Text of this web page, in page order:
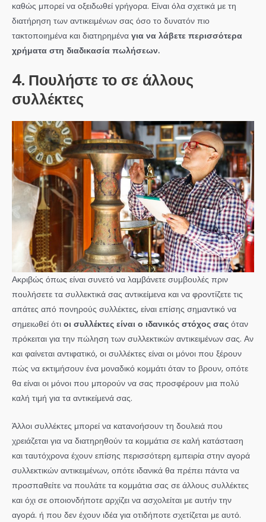
καθώς μπορεί να οξειδωθεί γρήγορα. Είναι όλα σχετικά με τη
διατήρηση των αντικειμένων σας όσο το δυνατόν πιο
τακτοποιημένα και διατηρημένα για να λάβετε περισσότερα
χρήματα στη διαδικασία πωλήσεων.
4. Πουλήστε το σε άλλους
συλλέκτες
Ακριβώς όπως είναι συνετό να λαμβάνετε συμβουλές πριν
πουλήσετε τα συλλεκτικά σας αντικείμενα και να φροντίζετε τις
απάτες από πονηρούς συλλέκτες, είναι επίσης σημαντικό να
σημειωθεί ότι οι συλλέκτες είναι ο ιδανικός στόχος σας όταν
πρόκειται για την πώληση των συλλεκτικών αντικειμένων σας. Αν
και φαίνεται αντιφατικό, οι συλλέκτες είναι οι μόνοι που ξέρουν
πώς να εκτιμήσουν ένα μοναδικό κομμάτι όταν το βρουν, οπότε
θα είναι οι μόνοι που μπορούν να σας προσφέρουν μια πολύ
καλή τιμή για τα αντικείμενά σας.
Άλλοι συλλέκτες μπορεί να κατανοήσουν τη δουλειά που
χρειάζεται για να διατηρηθούν τα κομμάτια σε καλή κατάσταση
και ταυτόχρονα έχουν επίσης περισσότερη εμπειρία στην αγορά
συλλεκτικών αντικειμένων, οπότε ιδανικά θα πρέπει πάντα να
προσπαθείτε να πουλάτε τα κομμάτια σας σε άλλους συλλέκτες
και όχι σε οποιονδήποτε αρχίζει να ασχολείται με αυτήν την
αγορά. ή που δεν έχουν ιδέα για οτιδήποτε σχετίζεται με αυτό.